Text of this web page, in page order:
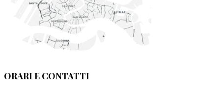
ORARI E CONTATTI